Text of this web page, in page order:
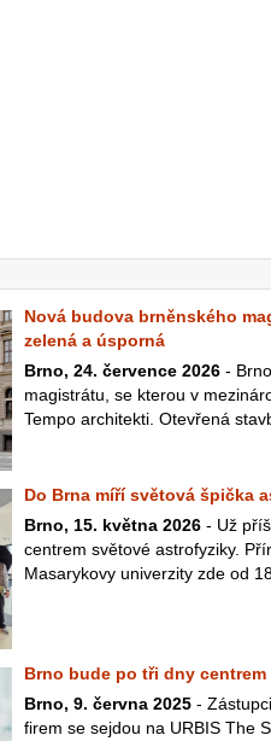
Nová budova brněnského
zelená a úsporná
Brno, 24. července 2026 -
magistrátu, se kterou v
Tempo architekti. Otevřená
Do Brna míří světová špička
Brno, 15. května 2026 - Už
centrem světové astrofyziky.
Masarykovy univerzity zde od
Brno bude po tři dny
Brno, 9. června 2025 -
firem se sejdou na URBIS The